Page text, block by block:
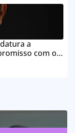
a
com o